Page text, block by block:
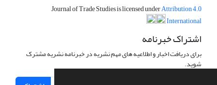
Journal of Trade Studies is licensed underAttribution 4.0
International
اشتراک خبرنامه
برای دریافت اخبار و اطلاعیه های مهم نشریه در خبرنامه نشریه مشترک
شوید.